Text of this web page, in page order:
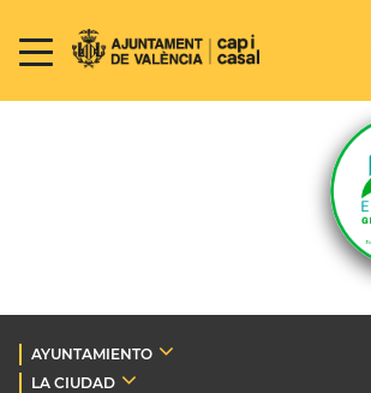
AYUNTAMIENTO
LA CIUDAD